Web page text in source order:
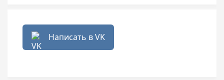
Написать в VK